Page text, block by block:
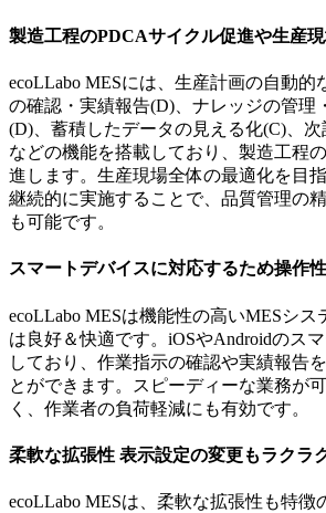
製造工程のPDCAサイクル促進や生産
ecoLLabo MESには、生産計画の自動的
の確認・実績報告(D)、ナレッジの管理
(D)、蓄積したデータの見える化(C)、
などの機能を搭載しており、製造工程
進します。生産現場全体の最適化を目
継続的に実施することで、品質管理の
も可能です。
スマートデバイスに対応するため操作
ecoLLabo MESは機能性の高いMESシ
は良好＆快適です。iOSやAndroidのス
しており、作業指示の確認や実績報告
とができます。スピーディーな業務が
く、作業者の負荷軽減にも有効です。
柔軟な拡張性 表示設定の変更もラクラ
ecoLLabo MESは、柔軟な拡張性も特徴